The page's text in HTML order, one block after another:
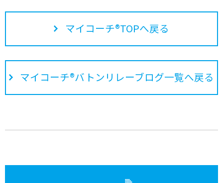
マイコーチ®TOPへ戻る
マイコーチ®バトンリレーブログ一覧へ戻る